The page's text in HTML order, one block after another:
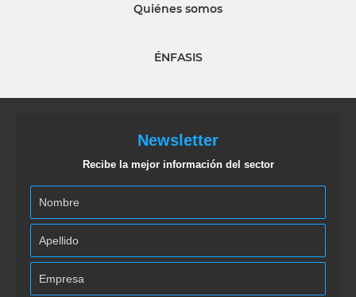
Quiénes somos
ÉNFASIS
Newsletter
Recibe la mejor información del sector